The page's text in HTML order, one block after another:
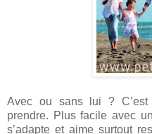
Avec ou sans lui ?
prendre. Plus facile avec
s’adapte et aime surtout